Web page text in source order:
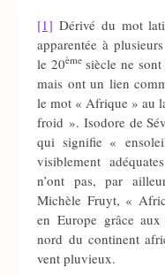
[1] Dérivé du mot
apparentée à
le 20èmesiècle ne sont
mais ont un lien
le mot « Afrique » au
froid ». Isodore de
qui signifie «
visiblement
n’ont pas, par
Michèle Fruyt, «
en Europe grâce
nord du continent
vent pluvieux.